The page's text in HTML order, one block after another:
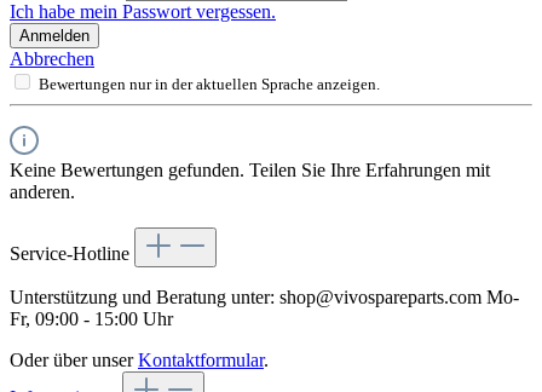
Ich habe mein Passwort vergessen.
Anmelden
Abbrechen
Bewertungen nur in der aktuellen Sprache anzeigen.
Keine Bewertungen gefunden. Teilen Sie Ihre Erfahrungen mit
anderen.
Service-Hotline
Unterstützung und Beratung unter: shop@vivospareparts.com Mo-
Fr, 09:00 - 15:00 Uhr
Oder über unserKontaktformular.